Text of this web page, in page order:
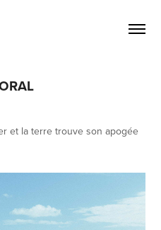
et la terre trouve son apogée